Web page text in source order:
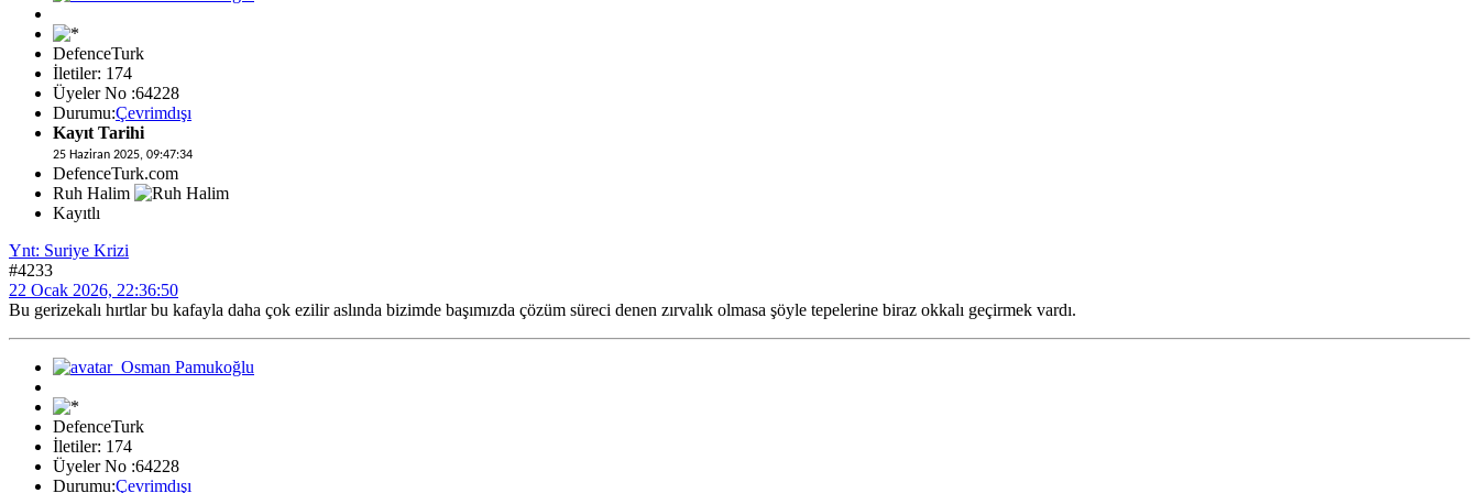
DefenceTurk
İletiler: 174
Üyeler No :64228
Durumu:Çevrimdışı
Kayıt Tarihi
25 Haziran 2025, 09:47:34
DefenceTurk.com
Ruh Halim
Kayıtlı
Ynt: Suriye Krizi
#4233
22 Ocak 2026, 22:36:50
Bu gerizekalı hırtlar bu kafayla daha çok ezilir aslında bizimde başımızda çözüm süreci denen zırvalık olmasa şöyle tepelerine biraz okkalı geçirmek vardı.
DefenceTurk
İletiler: 174
Üyeler No :64228
Durumu:Çevrimdışı